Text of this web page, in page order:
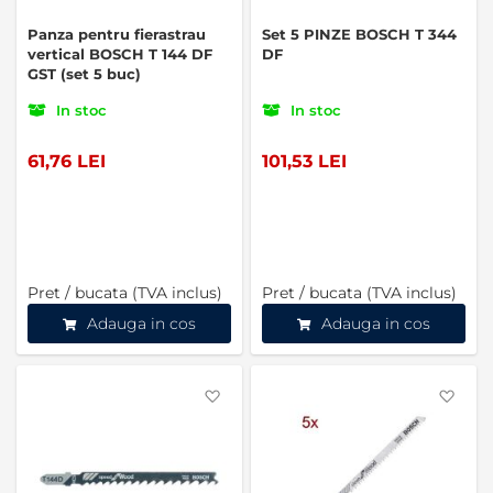
Panza pentru fierastrau
vertical BOSCH T 144 DF
GST (set 5 buc)
In stoc
61,76 LEI
Pret / bucata (TVA inclus)
Adauga in cos
Set 5 PINZE BOSCH T 344
DF
In stoc
101,53 LEI
Pret / bucata (TVA inclus)
Adauga in cos